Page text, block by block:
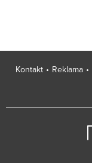
Kontakt Reklama